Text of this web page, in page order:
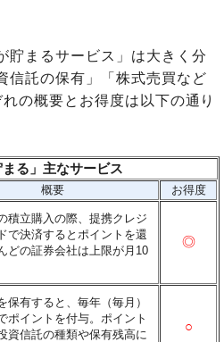
まるサービス」は大きく分
信託の保有」「株式売買など
の概要とお得度は以下の通り
る」主なサービス
概要 お得度
積立購入の際、提携クレジ
で決済するとポイントを還
どの証券会社は上限が月10
◎
保有すると、毎年（毎月）
ポイントを付与。ポイント
資信託の種類や保有残高に
○